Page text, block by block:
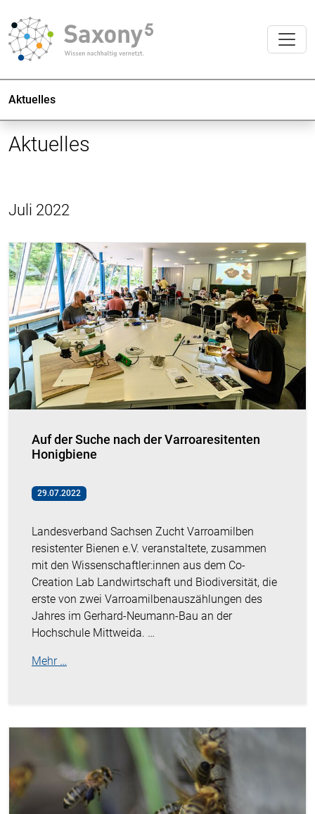
Aktuelles
Aktuelles
Juli 2022
Auf der Suche nach der Varroaresitenten
Honigbiene
29.07.2022
Landesverband Sachsen Zucht Varroamilben
resistenter Bienen e.V. veranstaltete, zusammen
mit den Wissenschaftler:innen aus dem Co-
Creation Lab Landwirtschaft und Biodiversität, die
erste von zwei Varroamilbenauszählungen des
Jahres im Gerhard-Neumann-Bau an der
Hochschule Mittweida. …
Mehr …